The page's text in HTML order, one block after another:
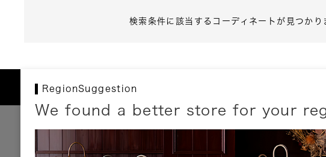
検索条件に該当するコーディネートが見つか
RegionSuggestion
We found a better store for your
お支払いについて
以下のお支払方法が利用可能です。
配送
配送業